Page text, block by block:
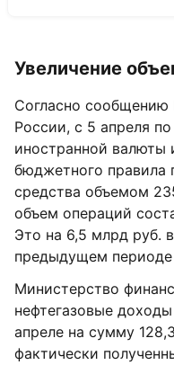
Увеличение
Согласно сообщению
России, с 5 апреля
иностранной валюты
бюджетного правила
средства объемом
объем операций
Это на 6,5 млрд руб.
предыдущем периоде
Министерство
нефтегазовые
апреле на сумму
фактически